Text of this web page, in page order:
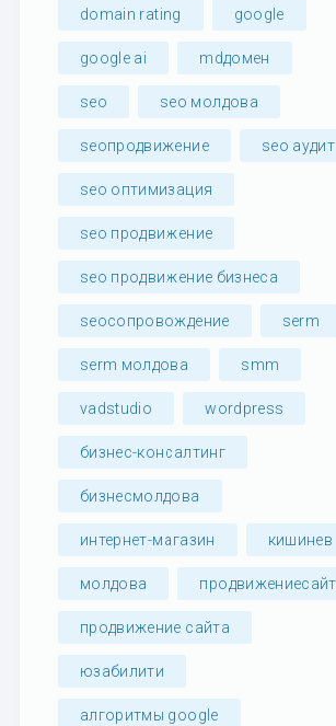
domain rating google
google ai mdдомен
seo seo молдова
seoпродвижение seo аудит
seo оптимизация
seo продвижение
seo продвижение бизнеса
seoсопровождение serm
serm молдова smm
vadstudio wordpress
бизнес-консалтинг
бизнесмолдова
интернет-магазин кишинев
молдова
продвижение сайта
юзабилити
алгоритмы google